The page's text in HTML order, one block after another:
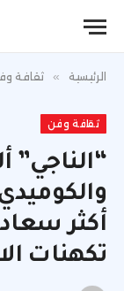
الرئيسية » ثقافة
ثقافة وفن
“الناجي”
أكثر
تكهنات